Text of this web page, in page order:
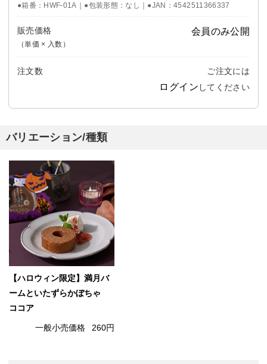
●箱番：HWF-01A｜●包装形態：なし｜●JAN：4542511366337
販売価格
（単価 × 入数）
会員のみ公開
注文数 ご注文には
ログイン してください
バリエーション/種類
【ハロウィン限定】満月バ
ームといたずらかぼちゃ
ココア
一般小売価格 260円